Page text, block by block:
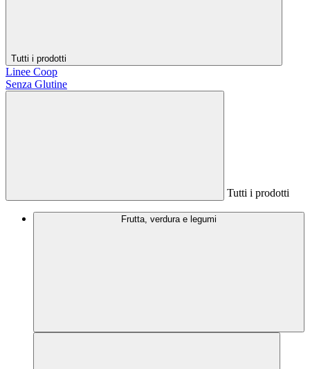
Tutti i prodotti
Linee Coop
Senza Glutine
Tutti i prodotti
Frutta, verdura e legumi